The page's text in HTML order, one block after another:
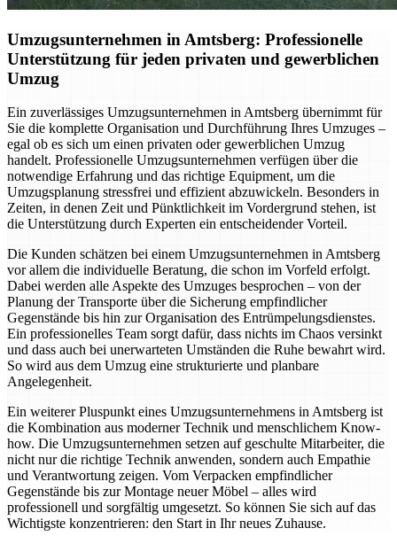
Umzugsunternehmen in Amtsberg: Professionelle
Unterstützung für jeden privaten und gewerblichen
Umzug
Ein zuverlässiges Umzugsunternehmen in Amtsberg übernimmt für
Sie die komplette Organisation und Durchführung Ihres Umzuges –
egal ob es sich um einen privaten oder gewerblichen Umzug
handelt. Professionelle Umzugsunternehmen verfügen über die
notwendige Erfahrung und das richtige Equipment, um die
Umzugsplanung stressfrei und effizient abzuwickeln. Besonders in
Zeiten, in denen Zeit und Pünktlichkeit im Vordergrund stehen, ist
die Unterstützung durch Experten ein entscheidender Vorteil.
Die Kunden schätzen bei einem Umzugsunternehmen in Amtsberg
vor allem die individuelle Beratung, die schon im Vorfeld erfolgt.
Dabei werden alle Aspekte des Umzuges besprochen – von der
Planung der Transporte über die Sicherung empfindlicher
Gegenstände bis hin zur Organisation des Entrümpelungsdienstes.
Ein professionelles Team sorgt dafür, dass nichts im Chaos versinkt
und dass auch bei unerwarteten Umständen die Ruhe bewahrt wird.
So wird aus dem Umzug eine strukturierte und planbare
Angelegenheit.
Ein weiterer Pluspunkt eines Umzugsunternehmens in Amtsberg ist
die Kombination aus moderner Technik und menschlichem Know-
how. Die Umzugsunternehmen setzen auf geschulte Mitarbeiter, die
nicht nur die richtige Technik anwenden, sondern auch Empathie
und Verantwortung zeigen. Vom Verpacken empfindlicher
Gegenstände bis zur Montage neuer Möbel – alles wird
professionell und sorgfältig umgesetzt. So können Sie sich auf das
Wichtigste konzentrieren: den Start in Ihr neues Zuhause.